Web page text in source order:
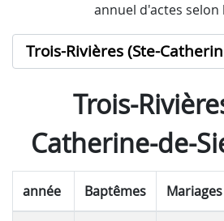
annuel d'actes selon
Trois-
Catherine-de-
année Baptêmes Mariages